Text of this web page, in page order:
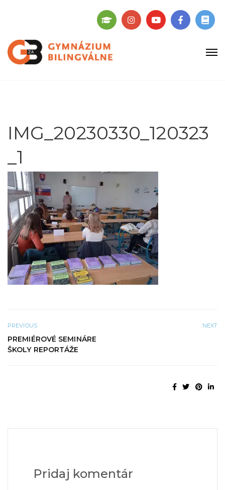
IMG_20230330_120323
_1
PREVIOUS
PREMIÉROVÉ SEMINÁRE
ŠKOLY REPORTÁŽE
NEXT
Pridaj komentár